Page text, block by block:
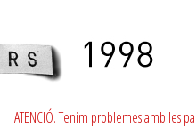
ATENCIÓ. Tenim problemes amb les